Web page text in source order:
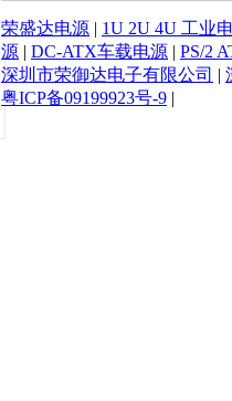
荣盛达电源 | 1U 2U 4U 工业
源 | DC-ATX车载电源 | PS/2
深圳市荣御达电子有限公司 |
粤ICP备09199923号-9 |